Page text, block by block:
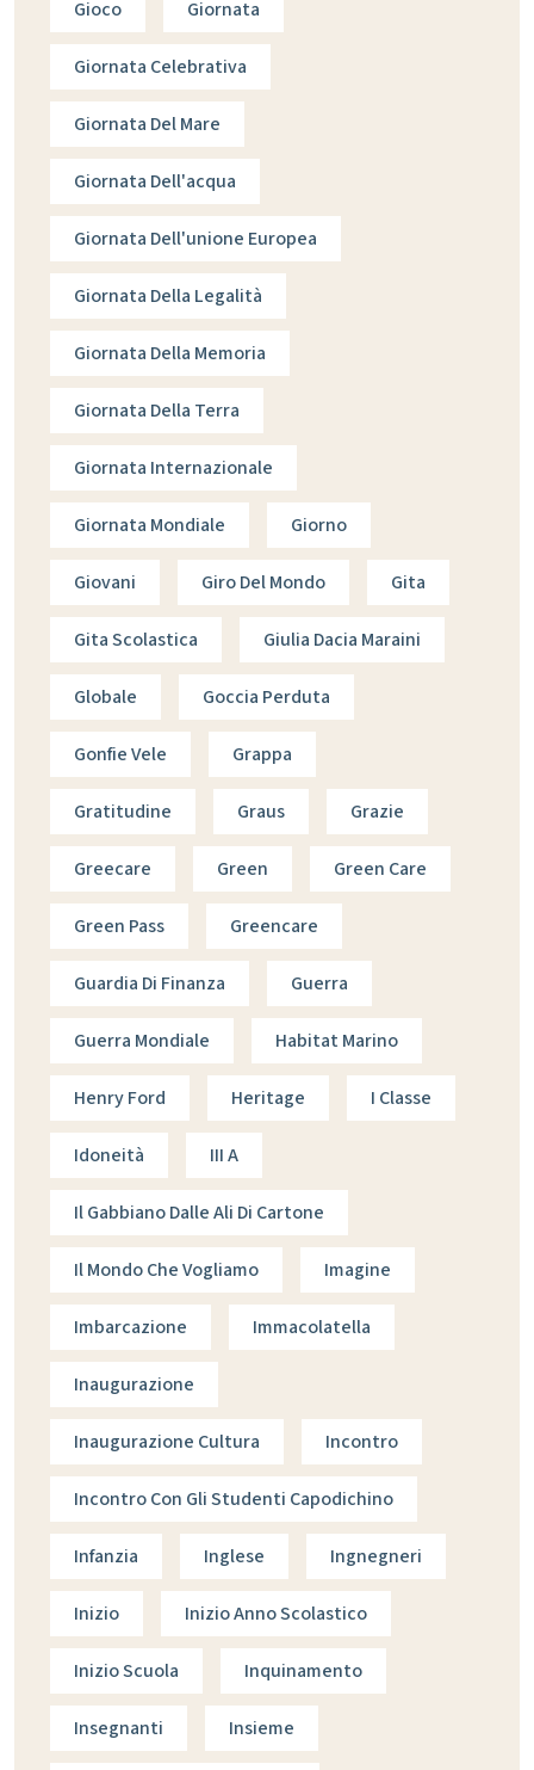
Gioco Giornata
Giornata Celebrativa
Giornata Del Mare
Giornata Dell'acqua
Giornata Dell'unione Europea
Giornata Della Legalità
Giornata Della Memoria
Giornata Della Terra
Giornata Internazionale
Giornata Mondiale Giorno
Giovani Giro Del Mondo Gita
Gita Scolastica Giulia Dacia Maraini
Globale Goccia Perduta
Gonfie Vele Grappa
Gratitudine Graus Grazie
Greecare Green Green Care
Green Pass Greencare
Guardia Di Finanza Guerra
Guerra Mondiale Habitat Marino
Henry Ford Heritage I Classe
Idoneità III A
Il Gabbiano Dalle Ali Di Cartone
Il Mondo Che Vogliamo Imagine
Imbarcazione Immacolatella
Inaugurazione
Inaugurazione Cultura Incontro
Incontro Con Gli Studenti Capodichino
Infanzia Inglese Ingnegneri
Inizio Inizio Anno Scolastico
Inizio Scuola Inquinamento
Insegnanti Insieme